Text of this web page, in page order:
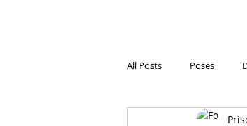
All Posts Poses
Animações